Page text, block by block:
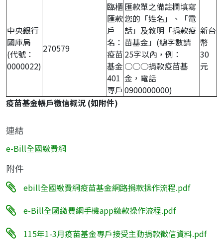
中央銀行
國庫局
(代號：
0000022)
270579
臨櫃
匯款
戶
名：
疫苗
基金
401
專戶
匯款單之備註欄填寫
您的「姓名」、「電
話」及敘明「捐款疫
苗基金」(總字數請
25字以內，例：
○○○捐款疫苗基
金，電話
0900000000)
新台
幣
30
元
疫苗基金帳戶徵信概況 (如附件)
連結
e-Bill全國繳費網
附件
ebill全國繳費網疫苗基金網路捐款操作流程.pdf
e-Bill全國繳費網手機app繳款操作流程.pdf
115年1-3月疫苗基金專戶接受主動捐款徵信資料.pdf